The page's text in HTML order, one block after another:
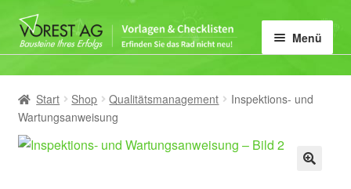
Zur
Navigation
Zum
Inhalt
Menü
Home
Vorlagen-Kategorie
Mein Konto
Start Shop Qualitätsmanagement
Inspektions- und
Wartungsanweisung